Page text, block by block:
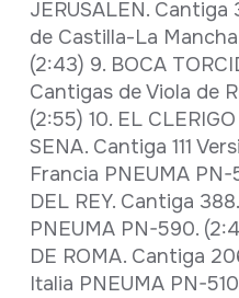
JERUSALEN.
de Castilla-La
(2:43) 9. BOCA
Cantigas de Viola de
(2:55) 10. EL
SENA. Cantiga 111
Francia PNEUMA PN-
DEL REY. Cantiga
PNEUMA PN-590.
DE ROMA. Cantiga
Italia PNEUMA PN-